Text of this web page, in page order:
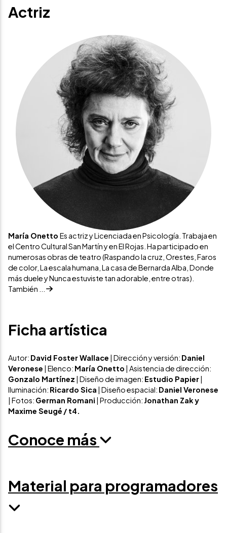
Actriz
María Onetto Es actriz y Licenciada en Psicología. Trabaja en
el Centro Cultural San Martín y en El Rojas. Ha participado en
numerosas obras de teatro (Raspando la cruz, Orestes, Faros
de color, La escala humana, La casa de Bernarda Alba, Donde
más duele y Nunca estuviste tan adorable, entre otras).
También ...
Ficha artística
Autor: David Foster Wallace | Dirección y versión: Daniel
Veronese | Elenco: María Onetto | Asistencia de dirección:
Gonzalo Martínez | Diseño de imagen: Estudio Papier|
Iluminación: Ricardo Sica | Diseño espacial: Daniel Veronese
| Fotos: German Romani | Producción: Jonathan Zak y
Maxime Seugé / t4.
Conoce más
Material para programadores